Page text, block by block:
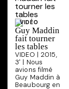
VIDÉO
Guy Maddin
fait tourner
les tables
VIDEO | 2015,
3' | Nous
avions filmé
Guy Maddin à
Beaubourg en